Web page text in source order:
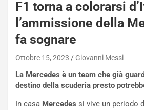
F1 torna a colorarsi
l’ammissione della
fa sognare
Ottobre 15, 2023 Giovanni Messi
La Mercedes è un team che già
destino della scuderia presto
In casa Mercedes si vive un periodo
a
n
Q
a
h
q
a
e